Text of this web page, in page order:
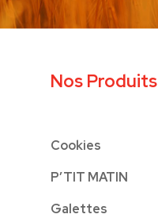
Nos Produits
Cookies
P’TIT MATIN
Galettes